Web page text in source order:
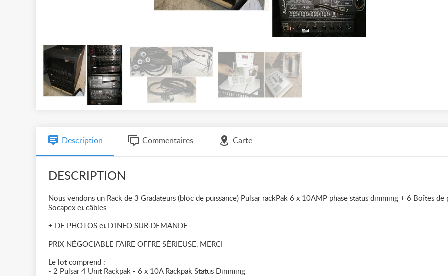
Description Commentaires Carte
DESCRIPTION
Nous vendons un Rack de 3 Gradateurs (bloc de puissance) Pulsar rackPak 6 x 10AMP phase status dimming + 6 Boîtes de
Socapex et câbles.
+ DE PHOTOS et D'INFO SUR DEMANDE.
PRIX NÉGOCIABLE FAIRE OFFRE SÉRIEUSE, MERCI
Le lot comprend :
- 2 Pulsar 4 Unit Rackpak - 6 x 10A Rackpak Status Dimming